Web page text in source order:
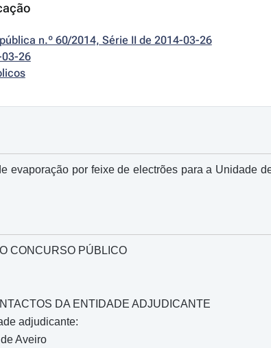
n.º 60/2014, Série II de 2014-03-26
26
evaporação por feixe de electrões para a Unidade
CONCURSO PÚBLICO
DA ENTIDADE ADJUDICANTE
adjudicante:
Aveiro